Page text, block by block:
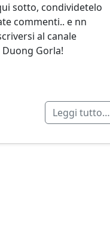
sotto, condividetelo
commenti.. e nn
al canale
Duong Gorla!
Leggi tutto…